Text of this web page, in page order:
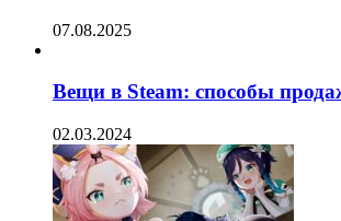
07.08.2025
Вещи в Steam: способы
02.03.2024